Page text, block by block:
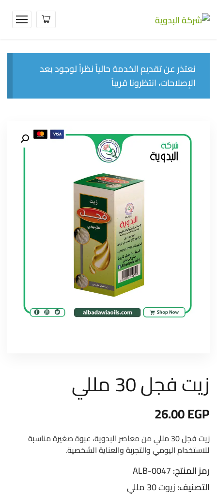
نعتذر عن تقديم الخدمة حالياً نظراً لوجود بعد
الإصلاحات، انتظرونا قريباً
زيت فجل 30 مللي
26.00EGP
زيت فجل 30 مللي من معاصر البدوية، عبوة صغيرة مناسبة
للاستخدام اليومي والتجربة والعناية الشخصية.
رمز المنتج:ALB-0047
التصنيف:زيوت 30 مللي